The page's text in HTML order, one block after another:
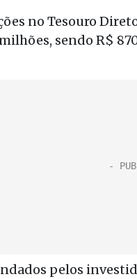
no Tesouro
sendo R$
pelos